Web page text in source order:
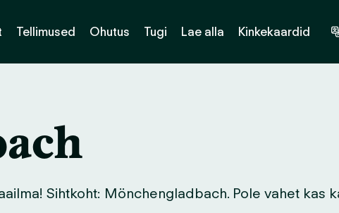
Tellimused Ohutus Tugi Lae alla Kinkekaardid
Sihtkoht: Mönchengladbach. Pole vahet kas